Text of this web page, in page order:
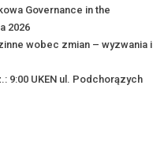
Governance in the
2026
wobec zmian – wyzwania i
9:00 UKEN ul. Podchorązych